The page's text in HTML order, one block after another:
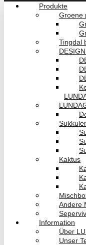
Produkte
Groene
Tingdal
Kaktus
Andere
Information
Über
Unser